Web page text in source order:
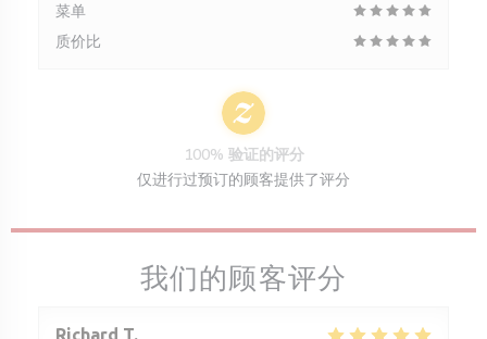
我们的顾客评分
Richard T
菜单
质价比
100% 验证的评分
仅进行过预订的顾客提供了评分